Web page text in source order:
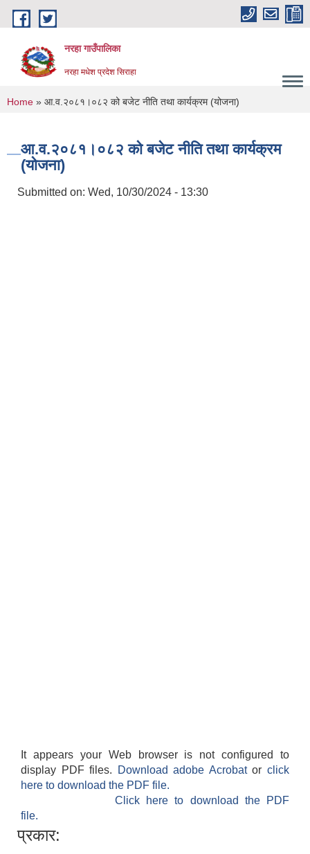
Skip to main content
नरहा गाउँपालिका
नरहा मधेश प्रदेश सिराहा
You are here
Home » आ.व.२०८१।०८२ को बजेट नीति तथा कार्यक्रम (योजना)
आ.व.२०८१।०८२ को बजेट नीति तथा कार्यक्रम
(योजना)
Submitted on: Wed, 10/30/2024 - 13:30
It appears your Web browser is not configured to
display PDF files.
Download adobe Acrobatorclick
here to download the PDF file.
Click here to download the PDF
file.
प्रकार: